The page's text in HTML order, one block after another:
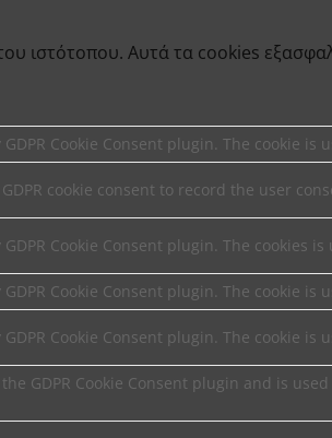
ιστότοπου. Αυτά τα cookies
Cookie Consent plugin. The cookie
cookie consent to record the user
Cookie Consent plugin. The cookies
Cookie Consent plugin. The cookie
Cookie Consent plugin. The cookie
GDPR Cookie Consent plugin and is